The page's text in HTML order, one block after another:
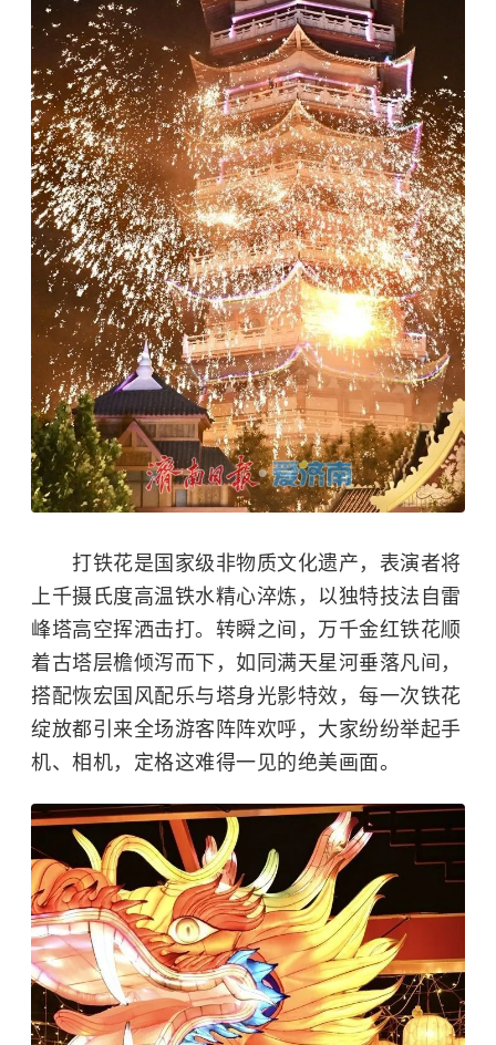
打铁花是国家级非物质文化遗产，表演者将
上千摄氏度高温铁水精心淬炼，以独特技法自雷
峰塔高空挥洒击打。转瞬之间，万千金红铁花顺
着古塔层檐倾泻而下，如同满天星河垂落凡间，
搭配恢宏国风配乐与塔身光影特效，每一次铁花
绽放都引来全场游客阵阵欢呼，大家纷纷举起手
机、相机，定格这难得一见的绝美画面。